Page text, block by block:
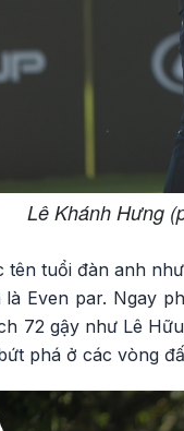
Lê Khánh Hưng
tên tuổi đàn anh
Even par. Ngay
72 gậy như Lê
phá ở các vòng